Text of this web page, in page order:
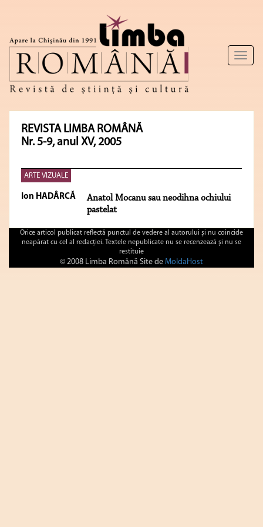
Toggle
REVISTA LIMBA ROMÂNĂ
Nr. 5-9, anul XV, 2005
ARTE VIZUALE
Ion HADÂRCĂ
Anatol Mocanu sau neodihna ochiului
pastelat
Orice articol publicat reflectă punctul de vedere al autorului şi nu coincide
neapărat cu cel al redacţiei. Textele nepublicate nu se recenzează şi nu se
restituie
© 2008 Limba Română Site de MoldaHost